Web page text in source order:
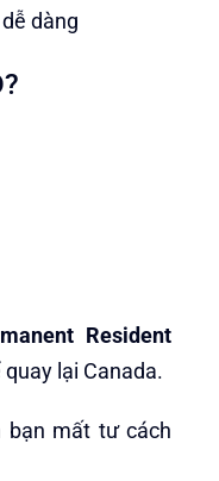
dàng
?
Resident
quay lại Canada.
mất tư cách